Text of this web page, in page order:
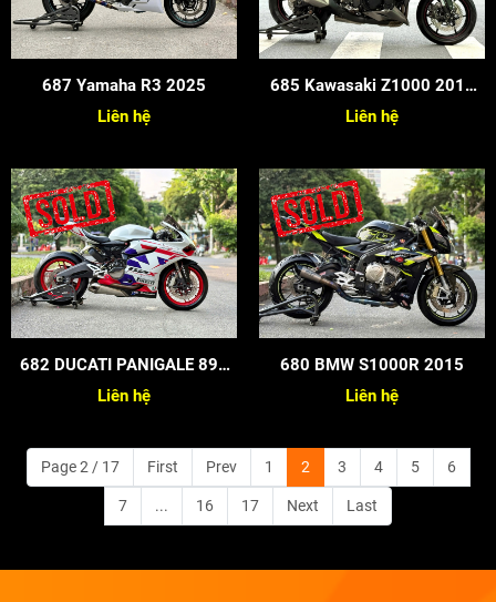
687 Yamaha R3 2025
Liên hệ
685 Kawasaki Z1000 2016
Candy
Liên hệ
682 DUCATI PANIGALE 899
2015
Liên hệ
680 BMW S1000R 2015
Liên hệ
Page 2 / 17 First Prev 1 2 3 4 5 6
7 ... 16 17 Next Last